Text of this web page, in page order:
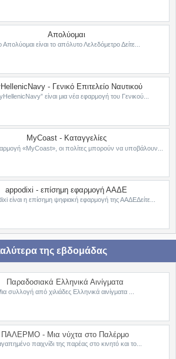
Απολύομαι
Απολύομαι είναι το απόλυτο Λελεδόμετρο Δείτε...
- Γενικό Επιτελείο Ναυτικού
είναι μια νέα εφαρμογή του Γενικού...
MyCoast - Καταγγελίες
«MyCoast», οι πολίτες μπορούν να υποβάλουν...
appodixi - επίσημη εφαρμογή ΑΑΔΕ
είναι η επίσημη ψηφιακή εφαρμογή της ΑΑΔΕΔείτε...
της εβδομάδας
Παραδοσιακά Ελληνικά Αινίγματα
συλλογή από χιλιάδες Ελληνικά αινίγματα ...
ΠΑΛΕΡΜΟ - Μια νύχτα στο Παλέρμο
παιχνίδι της παρέας στο κινητό και το...